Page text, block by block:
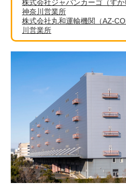
株式会社ジャパンカーゴ（すか
神奈川営業所
株式会社丸和運輸機関（AZ-
川営業所